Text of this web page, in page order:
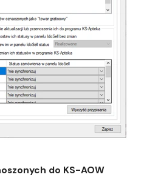
do KS-AOW